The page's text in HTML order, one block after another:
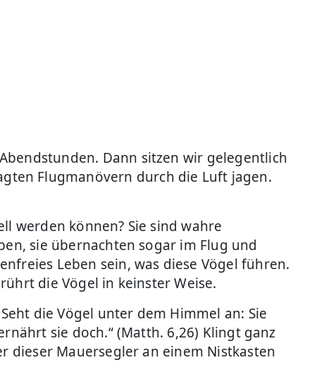
Dann sitzen wir gelegentlich
Flugmanövern durch die Luft jagen.
werden können? Sie sind wahre
sie übernachten sogar im Flug und
Leben sein, was diese Vögel führen.
die Vögel in keinster Weise.
die Vögel unter dem Himmel an: Sie
sie doch.“ (Matth. 6,26) Klingt ganz
dieser Mauersegler an einem Nistkasten